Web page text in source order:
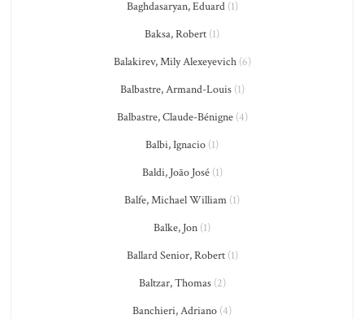
Baghdasaryan, Eduard(1)
Baksa, Robert (1)
Balakirev, Mily Alexeyevich(6)
Balbastre, Armand-Louis(1)
Balbastre, Claude-Bénigne(4)
Balbi, Ignacio (1)
Baldi, João José(1)
Balfe, Michael William (1)
Balke, Jon (1)
Ballard Senior, Robert(1)
Baltzar, Thomas(2)
Banchieri, Adriano (4)